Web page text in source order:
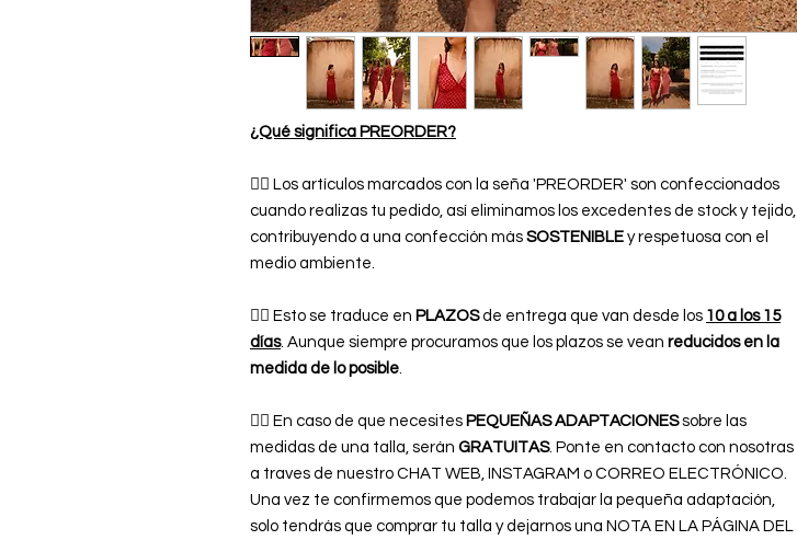
¿Qué significa PREORDER?
👉🏿 Los artículos marcados con la seña 'PREORDER' son confeccionados
cuando realizas tu pedido, así eliminamos los excedentes de stock y tejido,
contribuyendo a una confección más SOSTENIBLE y respetuosa con el
medio ambiente.
👉🏿 Esto se traduce en PLAZOSde entrega que van desde los 10 a los 15
días. Aunque siempre procuramos que los plazos se vean reducidos en la
medida de lo posible.
👉🏿 En caso de que necesites PEQUEÑAS ADAPTACIONESsobre las
medidas de una talla, serán GRATUITAS. Ponte en contacto con nosotras
a traves de nuestro CHAT WEB, INSTAGRAM o CORREO ELECTRÓNICO.
Una vez te confirmemos que podemos trabajar la pequeña adaptación,
solo tendrás que comprar tu talla y dejarnos una NOTA EN LA PÁGINA DEL